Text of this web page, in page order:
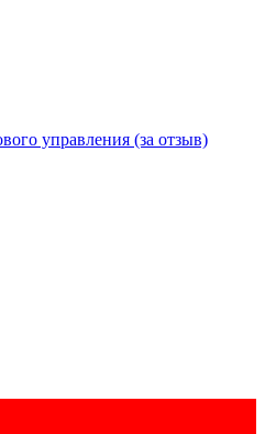
управления (за отзыв)